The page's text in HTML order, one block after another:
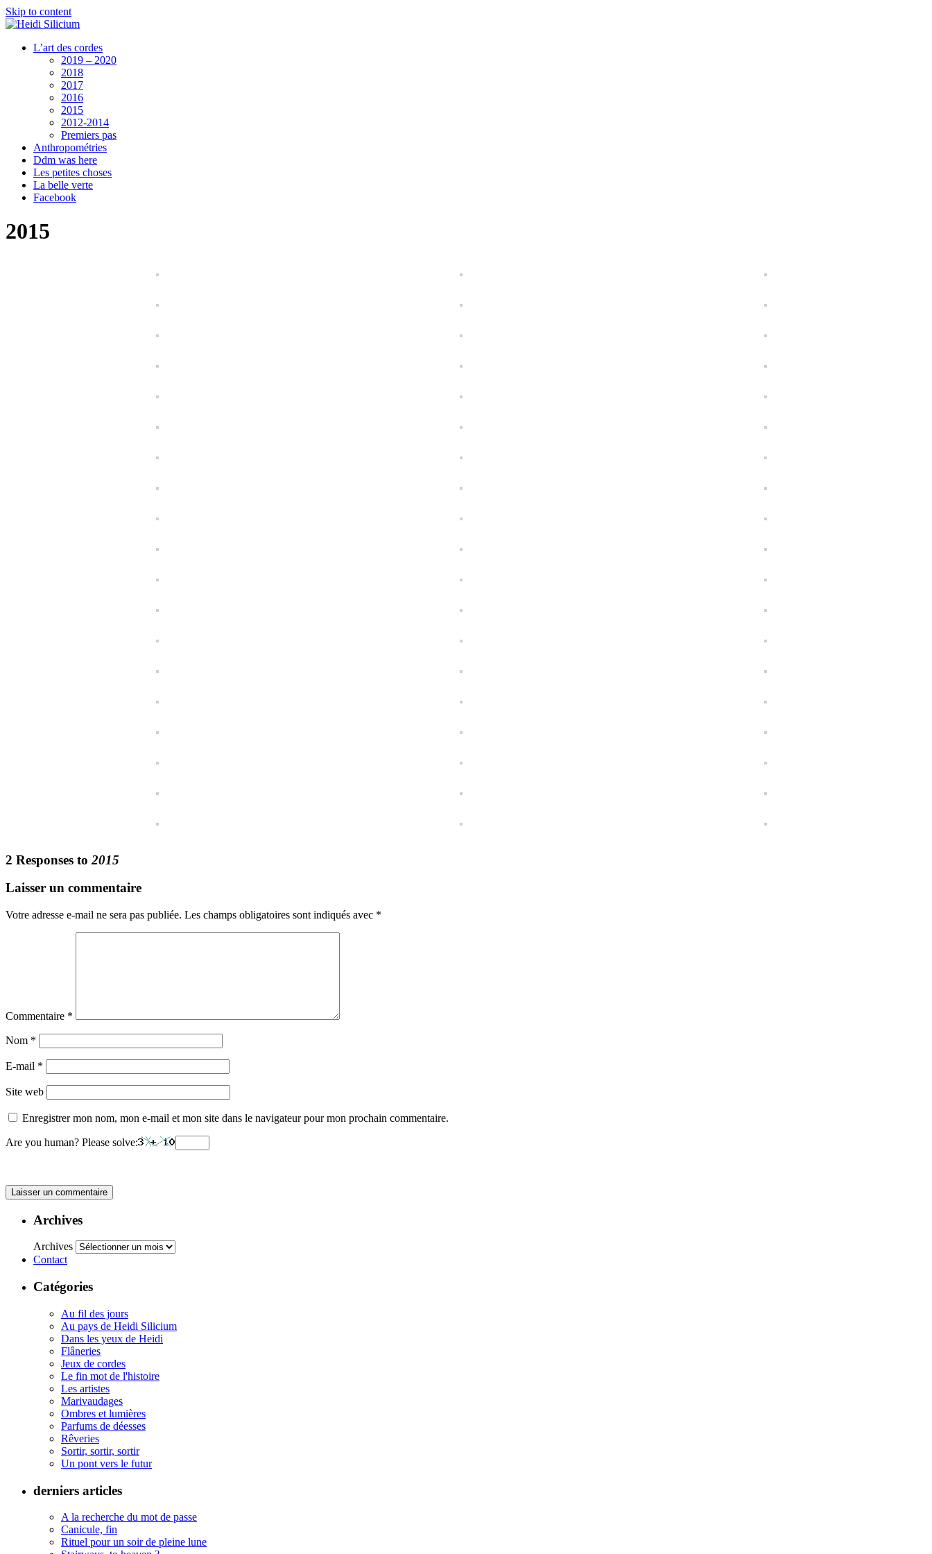
Skip to content
L’art des cordes
2019 – 2020
2018
2017
2016
2015
2012-2014
Premiers pas
Anthropométries
Ddm was here
Les petites choses
La belle verte
Facebook
2015
2 Responses to 2015
Laisser un commentaire
Votre adresse e-mail ne sera pas publiée. Les champs obligatoires sont indiqués avec *
Commentaire *
Nom *
E-mail *
Site web
Enregistrer mon nom, mon e-mail et mon site dans le navigateur pour mon prochain commentaire.
Are you human? Please solve:
Archives
Archives
Contact
Catégories
Au fil des jours
Au pays de Heidi Silicium
Dans les yeux de Heidi
Flâneries
Jeux de cordes
Le fin mot de l'histoire
Les artistes
Marivaudages
Ombres et lumières
Parfums de déesses
Rêveries
Sortir, sortir, sortir
Un pont vers le futur
derniers articles
A la recherche du mot de passe
Canicule, fin
Rituel pour un soir de pleine lune